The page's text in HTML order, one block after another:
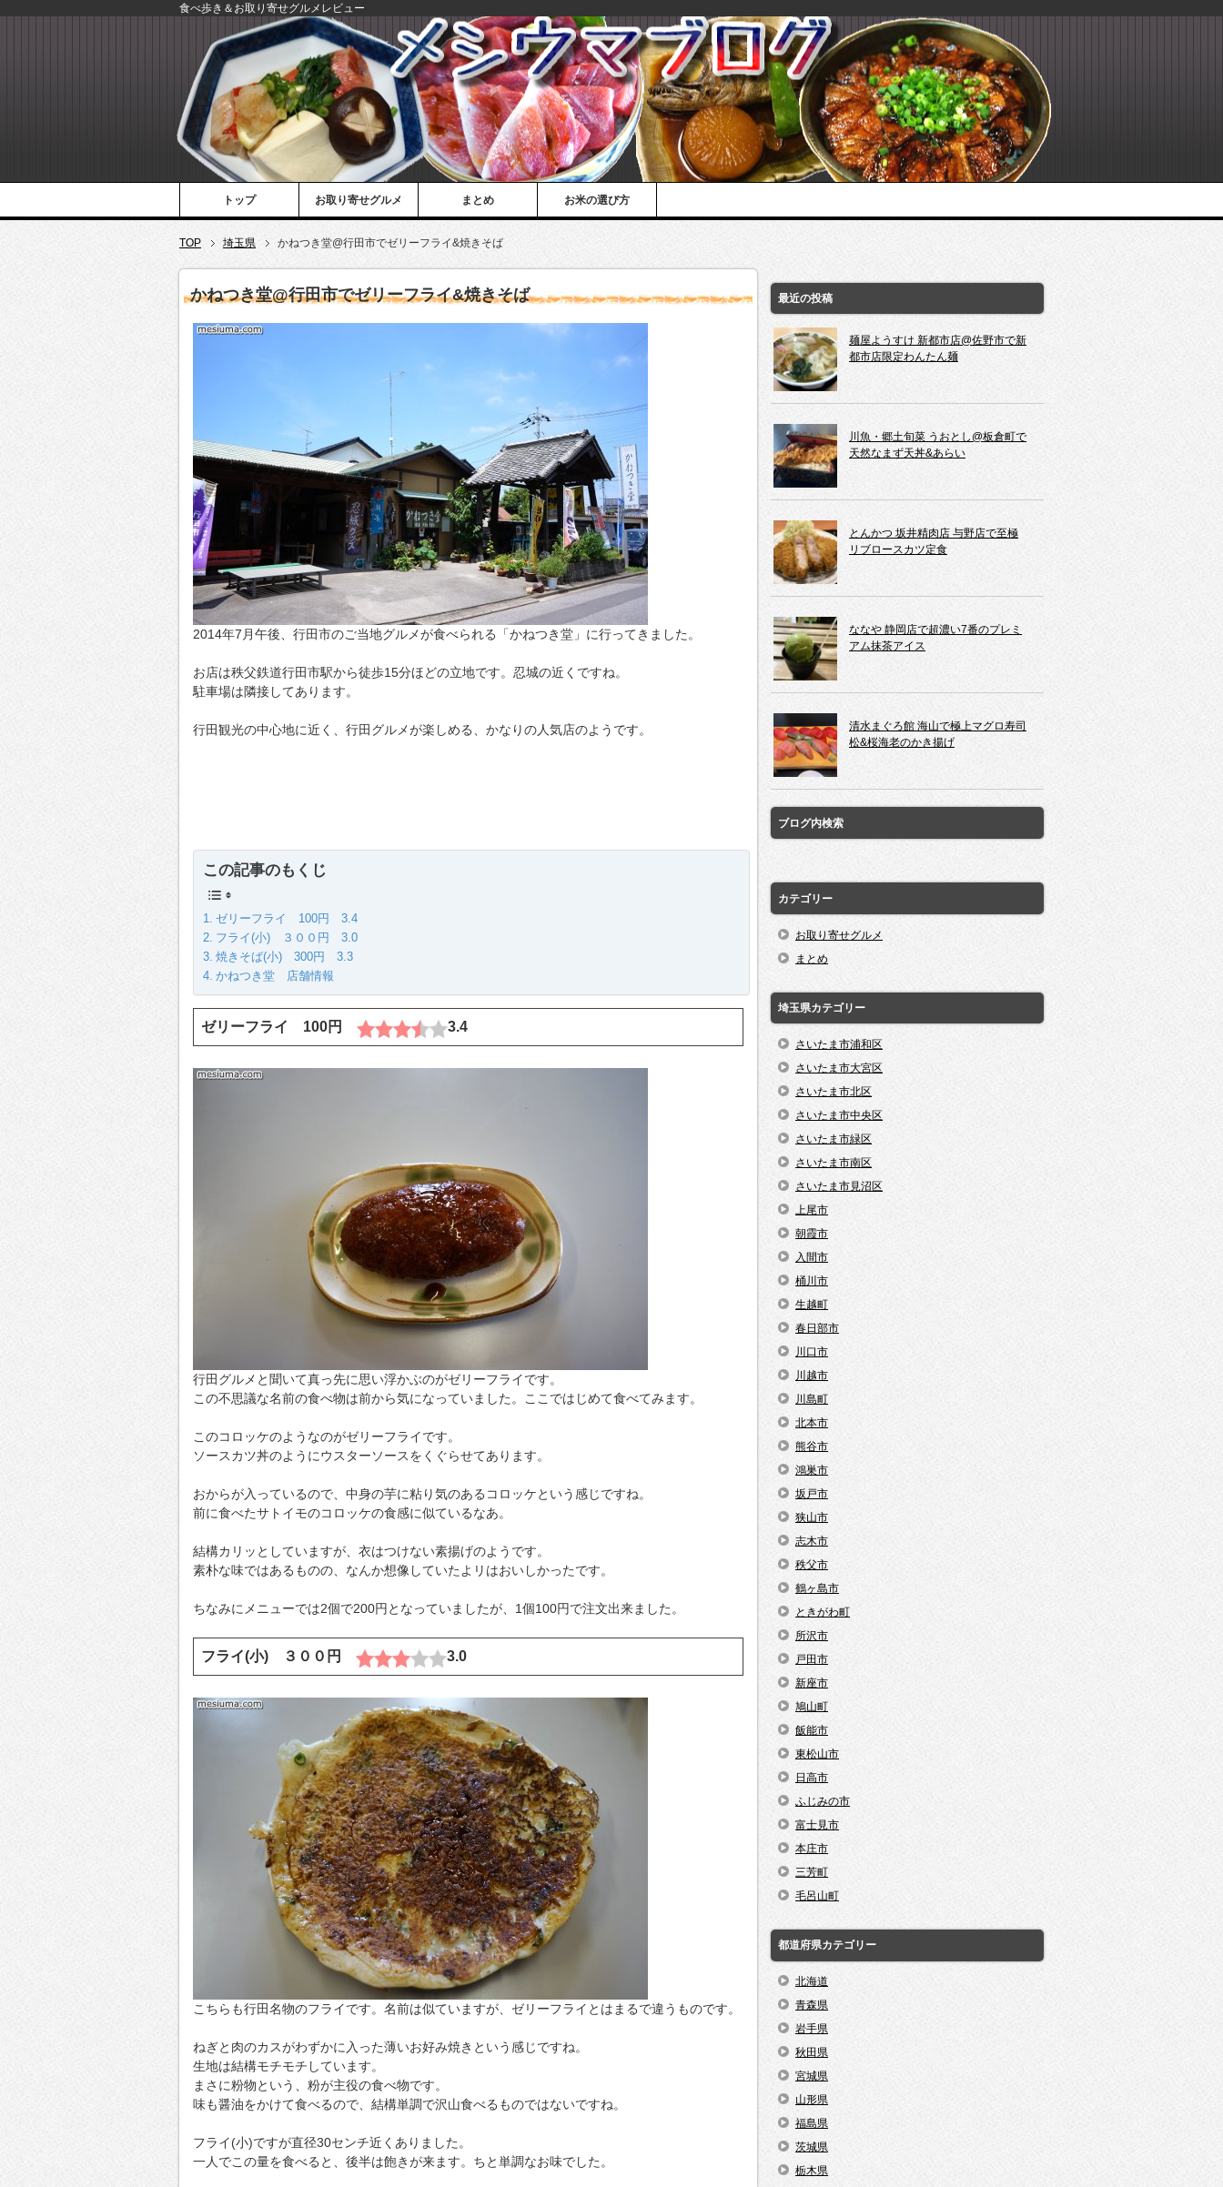
食べ歩き＆お取り寄せグルメレビュー
トップ お取り寄せグルメ まとめ お米の選び方
TOP 埼玉県 かねつき堂@行田市でゼリーフライ&焼きそば
かねつき堂@行田市でゼリーフライ&焼きそば
2014年7月午後、行田市のご当地グルメが食べられる「かねつき堂」に行ってきました。
お店は秩父鉄道行田市駅から徒歩15分ほどの立地です。忍城の近くですね。
駐車場は隣接してあります。
行田観光の中心地に近く、行田グルメが楽しめる、かなりの人気店のようです。
この記事のもくじ
ゼリーフライ 100円 3.4
フライ(小) ３００円 3.0
焼きそば(小) 300円 3.3
かねつき堂 店舗情報
ゼリーフライ 100円 3.4
行田グルメと聞いて真っ先に思い浮かぶのがゼリーフライです。
この不思議な名前の食べ物は前から気になっていました。ここではじめて食べてみます。
このコロッケのようなのがゼリーフライです。
ソースカツ丼のようにウスターソースをくぐらせてあります。
おからが入っているので、中身の芋に粘り気のあるコロッケという感じですね。
前に食べたサトイモのコロッケの食感に似ているなあ。
結構カリッとしていますが、衣はつけない素揚げのようです。
素朴な味ではあるものの、なんか想像していたよリはおいしかったです。
ちなみにメニューでは2個で200円となっていましたが、1個100円で注文出来ました。
フライ(小) ３００円 3.0
こちらも行田名物のフライです。名前は似ていますが、ゼリーフライとはまるで違うものです。
ねぎと肉のカスがわずかに入った薄いお好み焼きという感じですね。
生地は結構モチモチしています。
まさに粉物という、粉が主役の食べ物です。
味も醤油をかけて食べるので、結構単調で沢山食べるものではないですね。
フライ(小)ですが直径30センチ近くありました。
一人でこの量を食べると、後半は飽きが来ます。ちと単調なお味でした。
最近の投稿
麺屋ようすけ 新都市店@佐野市で新
都市店限定わんたん麺
川魚・郷土旬菜 うおとし@板倉町で
天然なまず天丼&あらい
とんかつ 坂井精肉店 与野店で至極
リブロースカツ定食
ななや 静岡店で超濃い7番のプレミ
アム抹茶アイス
清水まぐろ館 海山で極上マグロ寿司
松&桜海老のかき揚げ
ブログ内検索
カテゴリー
お取り寄せグルメ
まとめ
埼玉県カテゴリー
さいたま市浦和区
さいたま市大宮区
さいたま市北区
さいたま市中央区
さいたま市緑区
さいたま市南区
さいたま市見沼区
上尾市
朝霞市
入間市
桶川市
生越町
春日部市
川口市
川越市
川島町
北本市
熊谷市
鴻巣市
坂戸市
狭山市
志木市
秩父市
鶴ヶ島市
ときがわ町
所沢市
戸田市
新座市
鳩山町
飯能市
東松山市
日高市
ふじみの市
富士見市
本庄市
三芳町
毛呂山町
都道府県カテゴリー
北海道
青森県
岩手県
秋田県
宮城県
山形県
福島県
茨城県
栃木県